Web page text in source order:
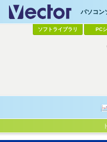
パソコン
ソフトライブラリ PC